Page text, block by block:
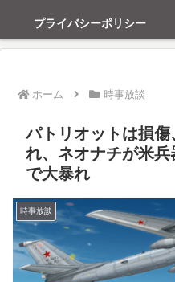
プライバシーポリシー
ホーム 時事放談
パトリオットは損
れ、ネオナチが米
で大暴れ
時事放談